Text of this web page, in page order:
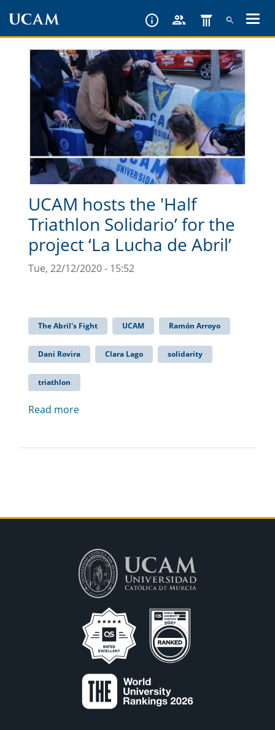
UCAM hosts the 'Half
Triathlon Solidario’ for the
project ‘La Lucha de Abril’
Tue, 22/12/2020 - 15:52
The Abril's Fight UCAM Ramón Arroyo
Dani Rovira Clara Lago solidarity
triathlon
Read more